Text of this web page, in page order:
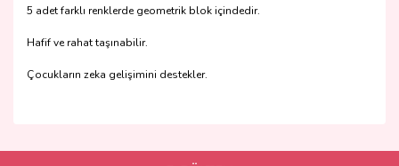
5 adet farklı renklerde geometrik blok içindedir.
Hafif ve rahat taşınabilir.
Çocukların zeka gelişimini destekler.
kullanarak tarafımıza iletebilirsiniz.